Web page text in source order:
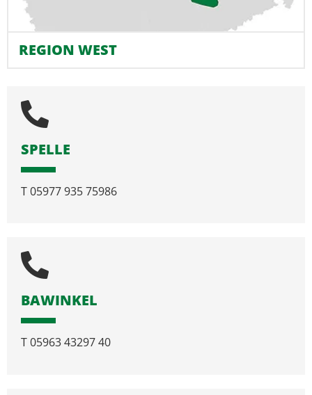
REGION WEST
SPELLE
T05977 935 75986
BAWINKEL
T05963 43297 40